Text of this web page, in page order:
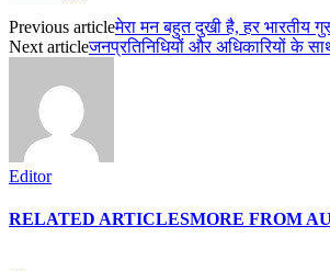
Previous articleमेरा मन बहुत दुखी है, हर भारतीय
Next articleजनप्रतिनिधियों और अधिकारियों के
Editor
RELATED ARTICLESMORE FROM